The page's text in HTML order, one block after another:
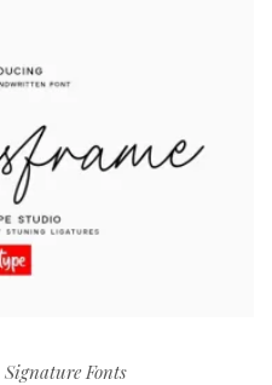
Signature Fonts